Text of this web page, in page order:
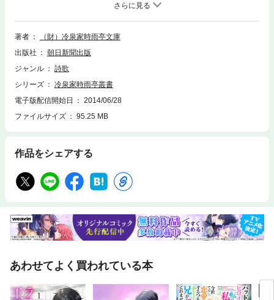
家・為家の3代が、相次いで勅撰和歌集の撰者となって以来「歌の家」と
して存続してきた冷泉家。その御文庫に、800年にわたって襲蔵されてき
た貴重な典籍・古文書を、精巧な影印で複製。王朝の文化を21世紀に伝え
著者
（財）冷泉家時雨亭文庫
出版社
朝日新聞出版
ジャンル
詩歌
シリーズ
冷泉家時雨亭叢書
電子版配信開始日
2014/06/28
ファイルサイズ
95.25 MB
作品をシェアする
あわせてよく買われている本